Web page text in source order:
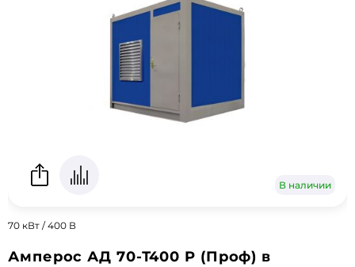
В наличии
70 кВт / 400 В
Амперос АД 70-Т400 P (Проф) в